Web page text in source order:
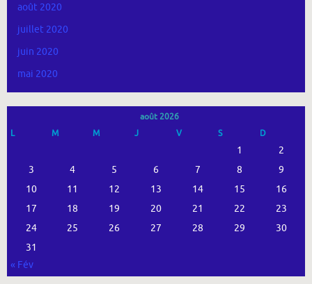
août 2020
juillet 2020
juin 2020
mai 2020
août 2026
L
M M J V S D
1
2
3
4 5 6 7 8
9
10
11 12 13 14 15
16
17
18 19 20 21 22
23
24
25 26 27 28 29
30
31
« Fév